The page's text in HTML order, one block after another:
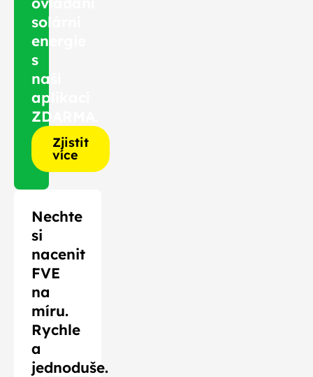
solární
energie
s
naší
aplikací
ZDARMA.
Zjistit
více
Nechte
si
nacenit
FVE
na
míru.
Rychle
a
jednoduše.